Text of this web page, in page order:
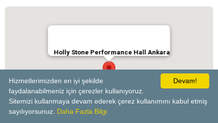
Holly Stone Performance Hall Ankara
powered by
Devam!
Hizmetlerimizden en iyi şekilde
faydalanabilmeniz için çerezler kullanıyoruz.
Sitemizi kullanmaya devam ederek çerez kullanımını kabul etmiş
sayılıyorsunuz. Daha Fazla Bilgi